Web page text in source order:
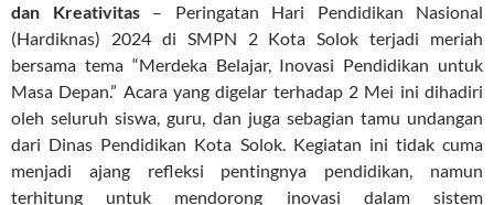
dan Kreativitas– Peringatan Hari Pendidikan Nasional
(Hardiknas) 2024 di SMPN 2 Kota Solok terjadi meriah
bersama tema “Merdeka Belajar, Inovasi Pendidikan untuk
Masa Depan.” Acara yang digelar terhadap 2 Mei ini dihadiri
oleh seluruh siswa, guru, dan juga sebagian tamu undangan
dari Dinas Pendidikan Kota Solok. Kegiatan ini tidak cuma
menjadi ajang refleksi pentingnya pendidikan, namun
terhitung untuk mendorong inovasi dalam sistem